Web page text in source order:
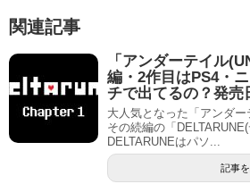
関連記事
「アンダーテイル
編・2作目はPS4・
チで出てるの？発売
大人気となった「アンダー
その続編の「DELTARUNE(
DELTARUNEはパソ...
記事